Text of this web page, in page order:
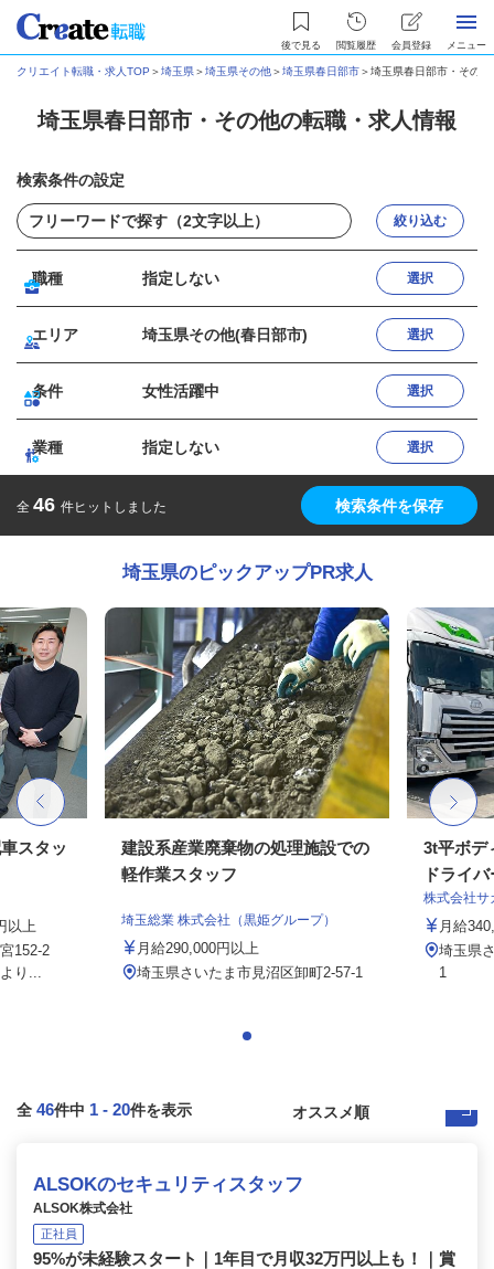
後で見る 閲覧履歴 会員登録 メニュー
クリエイト転職・求人TOP ＞埼玉県＞埼玉県その他＞埼玉県春日部市＞埼玉県春日部市・その
埼玉県春日部市・その他の転職・求人情報
検索条件の設定
絞り込む
職種 指定しない 選択
エリア 埼玉県その他(春日部市) 選択
条件 女性活躍中 選択
業種 指定しない 選択
全 46 件ヒットしました 検索条件を保存
埼玉県のピックアップPR求人
スタッ
以上
152-2
り...
建設系産業廃棄物の処理施設での
軽作業スタッフ
埼玉総業 株式会社（黒姫グループ）
月給290,000円以上
埼玉県さいたま市見沼区卸町2-57-1
3t平ボデ
ドライバ
株式会社サ
月給
埼玉県
1
全 46件中 1 - 20件を表示
ALSOKのセキュリティスタッフ
ALSOK株式会社
正社員
95%が未経験スタート｜1年目で月収32万円以上も！｜賞